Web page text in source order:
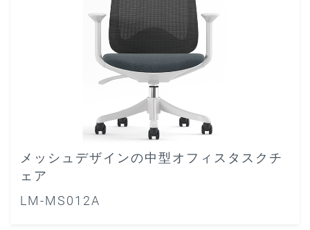
メッシュデザインの中型オフィスタスクチ
ェア
LM-MS012A